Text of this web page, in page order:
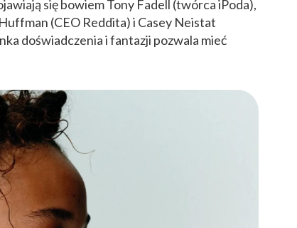
się bowiem Tony Fadell (twórca iPoda),
(CEO Reddita) i Casey Neistat
doświadczenia i fantazji pozwala mieć